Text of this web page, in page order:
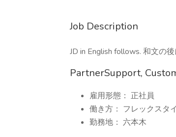
Job Description
JD in English follows. 和文の
PartnerSupport,
雇用形態： 正社員
働き方： フレックスタ
勤務地： 六本木